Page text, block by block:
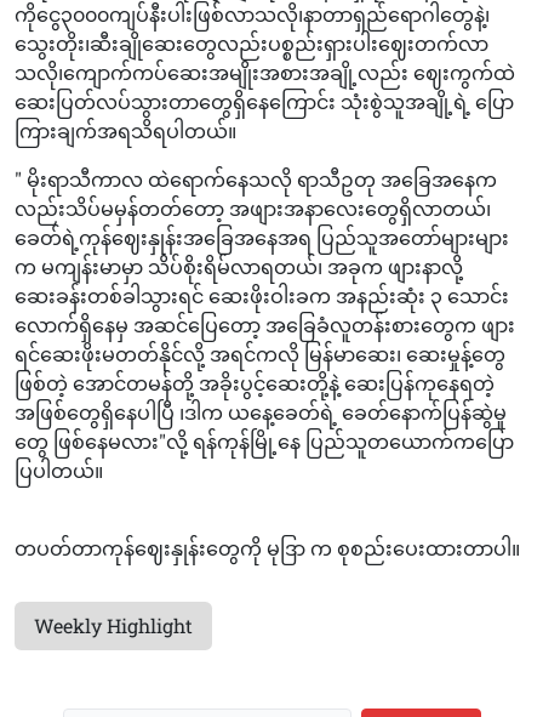
ကိုငွေ၃၀၀၀ကျပ်နီးပါးဖြစ်လာသလို၊နာတာရှည်ရောဂါတွေနဲ့၊
သွေးတိုး၊ဆီးချိုဆေးတွေလည်းပစ္စည်းရှားပါးဈေးတက်လာ
သလို၊ကျောက်ကပ်ဆေးအမျိုးအစားအချို့လည်း ဈေးကွက်ထဲ
ဆေးပြတ်လပ်သွားတာတွေရှိနေကြောင်း သုံးစွဲသူအချို့ရဲ့ ပြော
ကြားချက်အရသိရပါတယ်။
" မိုးရာသီကာလ ထဲရောက်နေသလို ရာသီဥတု အခြေအနေက
လည်းသိပ်မမှန်တတ်တော့ အဖျားအနာလေးတွေရှိလာတယ်၊
ခေတ်ရဲ့ကုန်ဈေးနှုန်းအခြေအနေအရ ပြည်သူအတော်များများ
က မကျန်းမာမှာ သိပ်စိုးရိမ်လာရတယ်၊ အခုက ဖျားနာလို့
ဆေးခန်းတစ်ခါသွားရင် ဆေးဖိုးဝါးခက အနည်းဆုံး ၃ သောင်း
လောက်ရှိနေမှ အဆင်ပြေတော့ အခြေခံလူတန်းစားတွေက ဖျား
ရင်ဆေးဖိုးမတတ်နိုင်လို့ အရင်ကလို မြန်မာဆေး၊ ဆေးမှုန့်တွေ
ဖြစ်တဲ့ အောင်တမန်တို့ အခိုးပွင့်ဆေးတို့နဲ့ ဆေးပြန်ကုနေရတဲ့
အဖြစ်တွေရှိနေပါပြီ ၊ဒါက ယနေ့ခေတ်ရဲ့ ခေတ်နောက်ပြန်ဆွဲမှု
တွေ ဖြစ်နေမလား"လို့ ရန်ကုန်မြို့နေ ပြည်သူတယောက်ကပြော
ပြပါတယ်။
တပတ်တာကုန်ဈေးနှုန်းတွေကို မုဒြာ က စုစည်းပေးထားတာပါ။
Weekly Highlight